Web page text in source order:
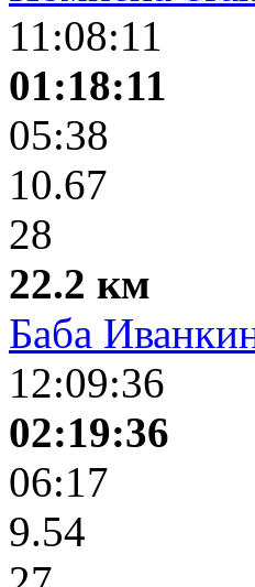
11:08:11
01:18:11
05:38
10.67
28
22.2 км
Баба
12:09:36
02:19:36
06:17
9.54